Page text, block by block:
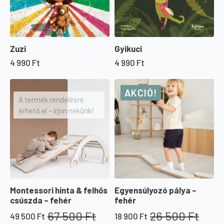
Zuzi
4 990 Ft
Gyikuci
4 990 Ft
A termék rendelésre
érhető el – írjon nekünk!
Montessori hinta & felhős
csúszda – fehér
67 500Ft
Original
49 500 Ft
Current
AKCIÓ!
Egyensúlyozó pálya –
fehér
26 500Ft
Original
18 900 Ft
Current